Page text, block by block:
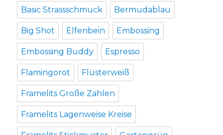
Basic Strassschmuck Bermudablau
Big Shot Elfenbein Embossing
Embossing Buddy Espresso
Flamingorot Flüsterweiß
Framelits Große Zahlen
Framelits Lagenweise Kreise